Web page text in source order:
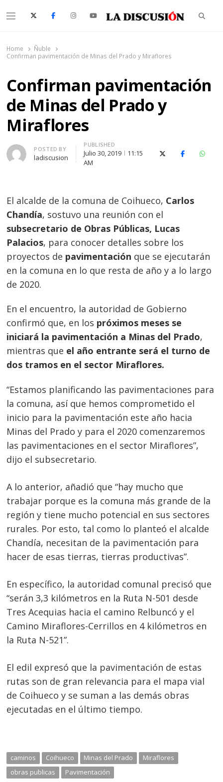
Menu
Home
Ñuble
Confirman pavimentación de Minas del Prado y Miraflores
Confirman pavimentación
de Minas del Prado y
Miraflores
Author
POSTED BY
ladiscusion
PUBLISHED
Julio 30, 2019
11:15
AM
X (Twitter)Facebook
El alcalde de la comuna de Coihueco, Carlos
Chandía, sostuvo una reunión con el
subsecretario de Obras Públicas, Lucas
Palacios, para conocer detalles sobre los
proyectos de pavimentación que se ejecutarán
en la comuna en lo que resta de año y a lo largo
de 2020.
En el encuentro, la autoridad de Gobierno
confirmó que, en los próximos meses se
iniciará la pavimentación a Minas del Prado,
mientras que el año entrante será el turno de
dos tramos en el sector Miraflores.
“Estamos planificando las pavimentaciones para
la comuna, así que hemos comprometido el
inicio para la pavimentación este año hacia
Minas del Prado y para el 2020 comenzaremos
las pavimentaciones en el sector Miraflores”,
dijo el subsecretario.
A lo anterior, añadió que “hay mucho que
trabajar porque es la comuna más grande de la
región y tiene mucho potencial en sus sectores
rurales. Por esto, tal como lo planteó el alcalde
Chandía, necesitan de la pavimentación para
hacer de esas tierras, tierras productivas”.
En específico, la autoridad comunal precisó que
“serán 3,3 kilómetros en la Ruta N-501 desde
Tres Acequias hacia el camino Relbuncó y el
Camino Miraflores-Cerrillos en 4 kilómetros en
la Ruta N-521”.
El edil expresó que la pavimentación de estas
rutas son de gran relevancia para el mapa vial
de Coihueco y se suman a las demás obras
ejecutadas en el último tiempo.
caminos Coihueco Minas del Prado
Miraflores
obras publicas
Pavimentación
de
entradas